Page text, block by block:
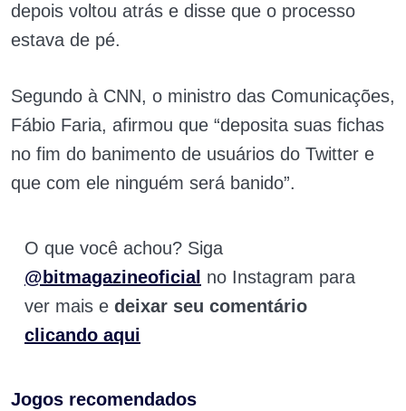
depois voltou atrás e disse que o processo
estava de pé.
Segundo à CNN, o ministro das Comunicações,
Fábio Faria, afirmou que “deposita suas fichas
no fim do banimento de usuários do Twitter e
que com ele ninguém será banido”.
O que você achou? Siga
@bitmagazineoficial no Instagram para
ver mais e deixar seu comentário
clicando aqui
Jogos recomendados